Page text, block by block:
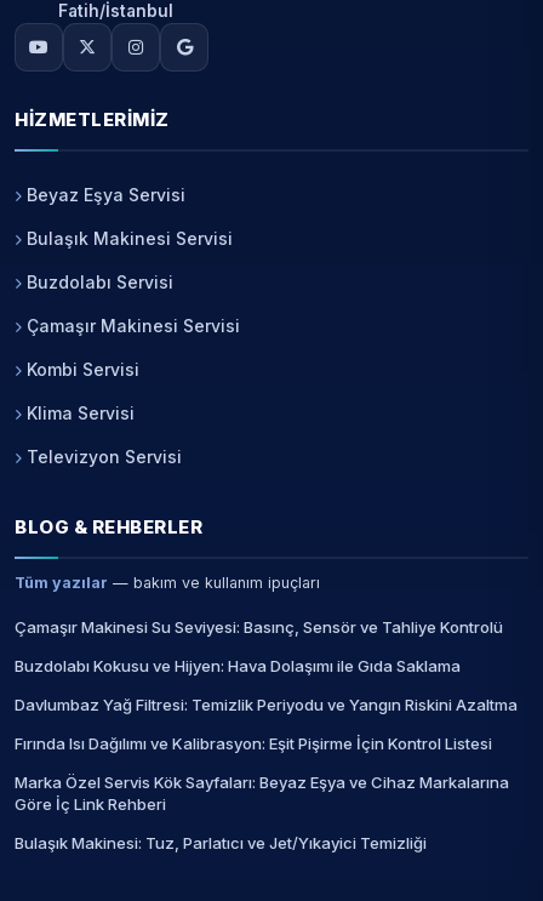
Fatih/İstanbul
HIZMETLERIMIZ
Beyaz Eşya Servisi
Bulaşık Makinesi Servisi
Buzdolabı Servisi
Çamaşır Makinesi Servisi
Kombi Servisi
Klima Servisi
Televizyon Servisi
BLOG & REHBERLER
Tüm yazılar — bakım ve kullanım ipuçları
Çamaşır Makinesi Su Seviyesi: Basınç, Sensör ve Tahliye Kontrolü
Buzdolabı Kokusu ve Hijyen: Hava Dolaşımı ile Gıda Saklama
Davlumbaz Yağ Filtresi: Temizlik Periyodu ve Yangın Riskini Azaltma
Fırında Isı Dağılımı ve Kalibrasyon: Eşit Pişirme İçin Kontrol Listesi
Marka Özel Servis Kök Sayfaları: Beyaz Eşya ve Cihaz Markalarına
Göre İç Link Rehberi
Bulaşık Makinesi: Tuz, Parlatıcı ve Jet/Yıkayici Temizliği